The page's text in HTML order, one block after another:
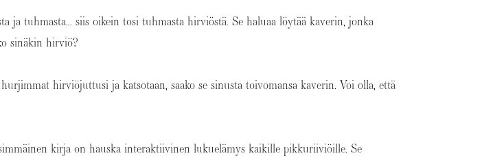
ja tuhmasta… siis oikein tosi tuhmasta hirviöstä. Se haluaa löytää kaverin, jonka
sinäkin hirviö?
hirviöjuttusi ja katsotaan, saako se sinusta toivomansa kaverin. Voi olla, että
kirja on hauska interaktiivinen lukuelämys kaikille pikkuriiviöille. Se